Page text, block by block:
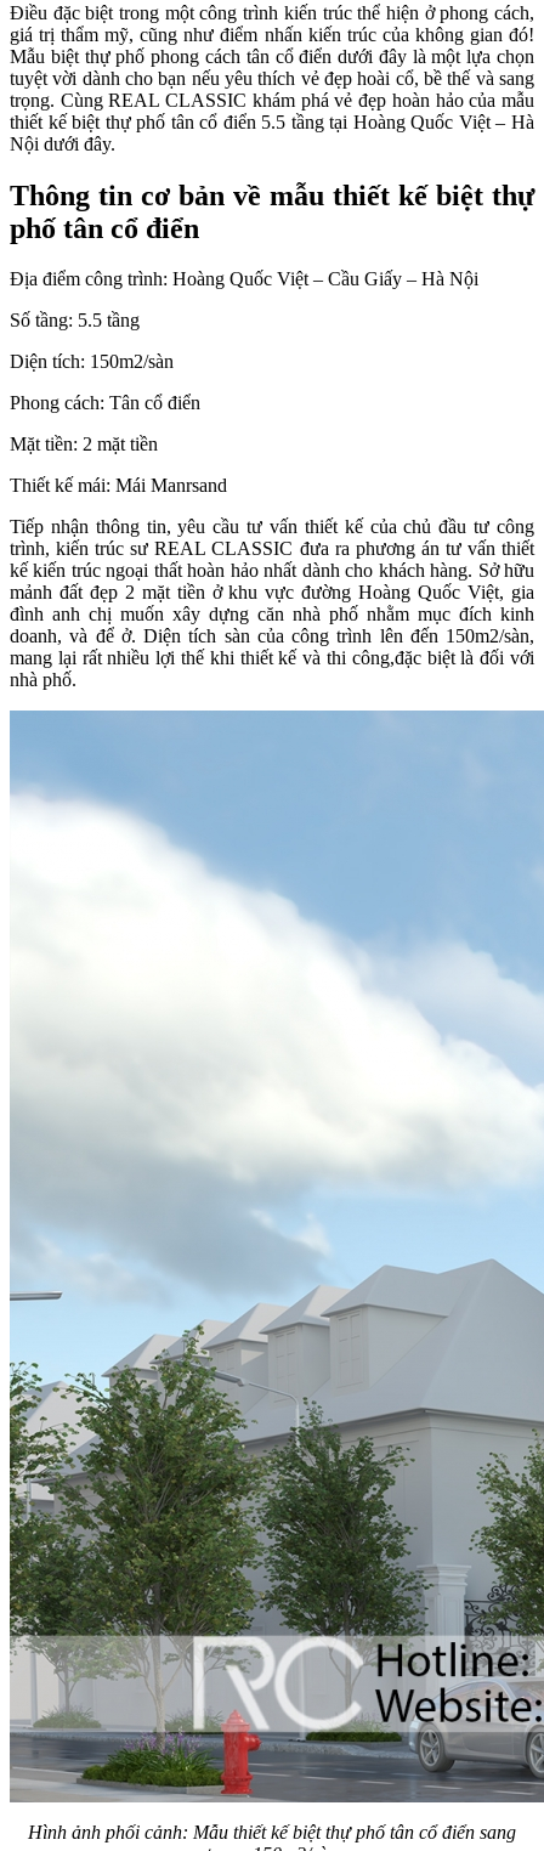
Điều đặc biệt trong một công trình kiến trúc thể hiện ở phong cách,
giá trị thẩm mỹ, cũng như điểm nhấn kiến trúc của không gian đó!
Mẫu biệt thự phố phong cách tân cổ điển dưới đây là một lựa chọn
tuyệt vời dành cho bạn nếu yêu thích vẻ đẹp hoài cổ, bề thế và sang
trọng. Cùng REAL CLASSIC khám phá vẻ đẹp hoàn hảo của mẫu
thiết kế biệt thự phố tân cổ điển 5.5 tầng tại Hoàng Quốc Việt – Hà
Nội dưới đây.
Thông tin cơ bản về mẫu thiết kế biệt thự
phố tân cổ điển
Địa điểm công trình: Hoàng Quốc Việt – Cầu Giấy – Hà Nội
Số tầng: 5.5 tầng
Diện tích: 150m2/sàn
Phong cách: Tân cổ điển
Mặt tiền: 2 mặt tiền
Thiết kế mái: Mái Manrsand
Tiếp nhận thông tin, yêu cầu tư vấn thiết kế của chủ đầu tư công
trình, kiến trúc sư REAL CLASSIC đưa ra phương án tư vấn thiết
kế kiến trúc ngoại thất hoàn hảo nhất dành cho khách hàng. Sở hữu
mảnh đất đẹp 2 mặt tiền ở khu vực đường Hoàng Quốc Việt, gia
đình anh chị muốn xây dựng căn nhà phố nhằm mục đích kinh
doanh, và để ở. Diện tích sàn của công trình lên đến 150m2/sàn,
mang lại rất nhiều lợi thế khi thiết kế và thi công,đặc biệt là đối với
nhà phố.
Hình ảnh phối cảnh: Mẫu thiết kế biệt thự phố tân cổ điển sang